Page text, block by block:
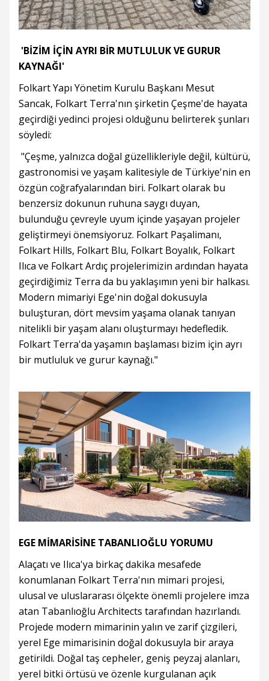
'BİZİM İÇİN AYRI BİR MUTLULUK VE GURUR
KAYNAĞI'
Folkart Yapı Yönetim Kurulu Başkanı Mesut
Sancak, Folkart Terra'nın şirketin Çeşme'de hayata
geçirdiği yedinci projesi olduğunu belirterek şunları
söyledi:
"Çeşme, yalnızca doğal güzellikleriyle değil, kültürü,
gastronomisi ve yaşam kalitesiyle de Türkiye'nin en
özgün coğrafyalarından biri. Folkart olarak bu
benzersiz dokunun ruhuna saygı duyan,
bulunduğu çevreyle uyum içinde yaşayan projeler
geliştirmeyi önemsiyoruz. Folkart Paşalimanı,
Folkart Hills, Folkart Blu, Folkart Boyalık, Folkart
Ilıca ve Folkart Ardıç projelerimizin ardından hayata
geçirdiğimiz Terra da bu yaklaşımın yeni bir halkası.
Modern mimariyi Ege'nin doğal dokusuyla
buluşturan, dört mevsim yaşama olanak tanıyan
nitelikli bir yaşam alanı oluşturmayı hedefledik.
Folkart Terra'da yaşamın başlaması bizim için ayrı
bir mutluluk ve gurur kaynağı."
EGE MİMARİSİNE TABANLIOĞLU YORUMU
Alaçatı ve Ilıca'ya birkaç dakika mesafede
konumlanan Folkart Terra'nın mimari projesi,
ulusal ve uluslararası ölçekte önemli projelere imza
atan Tabanlıoğlu Architects tarafından hazırlandı.
Projede modern mimarinin yalın ve zarif çizgileri,
yerel Ege mimarisinin doğal dokusuyla bir araya
getirildi. Doğal taş cepheler, geniş peyzaj alanları,
yerel bitki örtüsü ve özenle kurgulanan açık